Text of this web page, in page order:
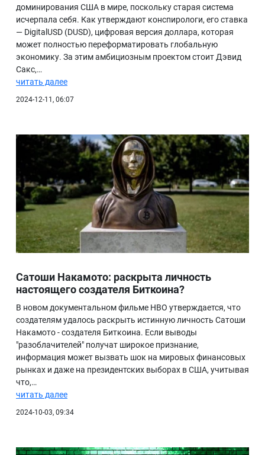
доминирования США в мире, поскольку старая система
исчерпала себя. Как утверждают конспирологи, его ставка
— DigitalUSD (DUSD), цифровая версия доллара, которая
может полностью переформатировать глобальную
экономику. За этим амбициозным проектом стоит Дэвид
Сакс,…
читать далее
2024-12-11, 06:07
Сатоши Накамото: раскрыта личность
настоящего создателя Биткоина?
В новом документальном фильме HBO утверждается, что
создателям удалось раскрыть истинную личность Сатоши
Накамото - создателя Биткоина. Если выводы
"разоблачителей" получат широкое признание,
информация может вызвать шок на мировых финансовых
рынках и даже на президентских выборах в США, учитывая
что,…
читать далее
2024-10-03, 09:34